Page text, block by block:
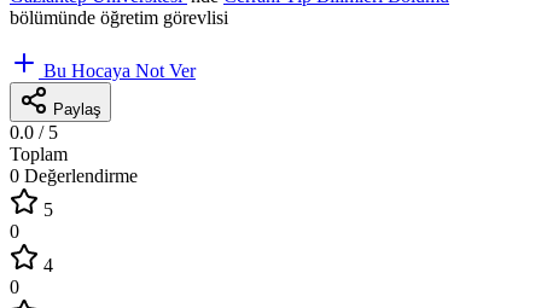
bölümünde öğretim görevlisi
Bu Hocaya Not Ver
Paylaş
0.0 / 5
Toplam
0 Değerlendirme
5
0
4
0